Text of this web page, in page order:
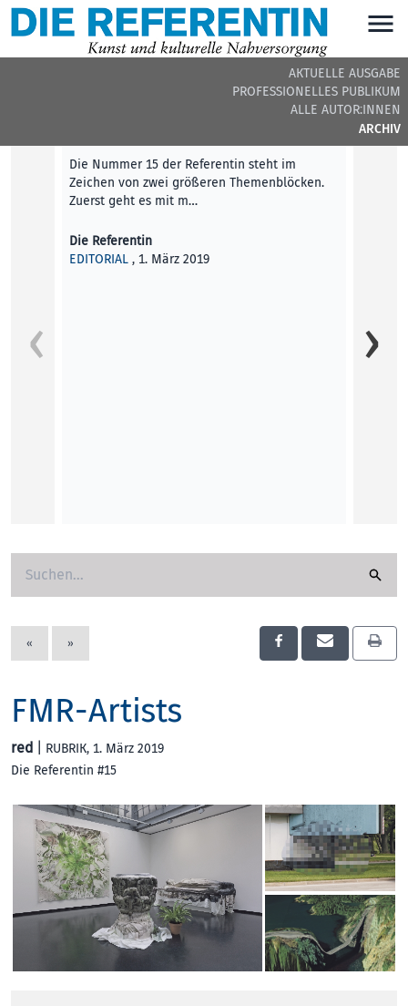
AKTUELLE AUSGABE
PROFESSIONELLES PUBLIKUM
ALLE AUTOR:INNEN
ARCHIV
DIE REFERENTIN #15 - BEITRÄGE DER AUSGABE
Die Nummer 15 der Referentin steht im
Zeichen von zwei größeren Themenblöcken.
Zuerst geht es mit m…
Die Referentin
EDITORIAL , 1. März 2019
das
« »
FMR-Artists
red RUBRIK, 1. März 2019
Die Referentin #15